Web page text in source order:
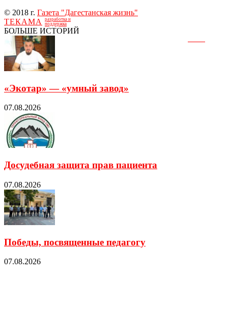
© 2018 г. Газета "Дагестанская жизнь"
ТЕКАМА
разработка и
поддержка
БОЛЬШЕ ИСТОРИЙ
«Экотар» — «умный завод»
07.08.2026
Досудебная защита прав пациента
07.08.2026
Победы, посвященные педагогу
07.08.2026